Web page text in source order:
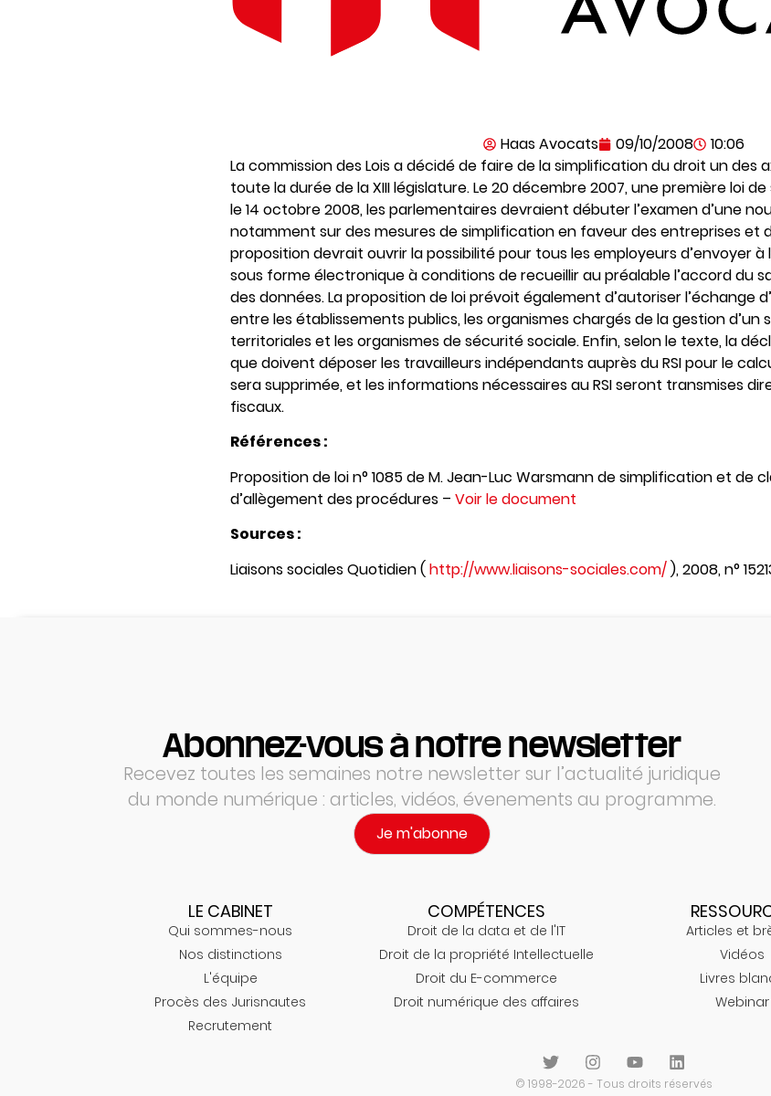
Haas Avocats 09/10/2008
10:06
La commission des Lois a décidé de faire de la simplification du droit un des
toute la durée de la XIII législature. Le 20 décembre 2007, une première loi
le 14 octobre 2008, les parlementaires devraient débuter l’examen d’une
notamment sur des mesures de simplification en faveur des entreprises et
proposition devrait ouvrir la possibilité pour tous les employeurs d’envoyer
sous forme électronique à conditions de recueillir au préalable l’accord du
des données. La proposition de loi prévoit également d’autoriser l’échange
entre les établissements publics, les organismes chargés de la gestion d’un
territoriales et les organismes de sécurité sociale. Enfin, selon le texte, la
que doivent déposer les travailleurs indépendants auprès du RSI pour le
sera supprimée, et les informations nécessaires au RSI seront transmises
fiscaux.
Références :
Proposition de loi n° 1085 de M. Jean-Luc Warsmann de simplification et de
d’allègement des procédures – Voir le document
Sources :
Liaisons sociales Quotidien ( http://www.liaisons-sociales.com/ ), 2008, n°
Abonnez-vous à notre newsletter
Recevez toutes les semaines notre newsletter sur l’actualité juridique
du monde numérique : articles, vidéos, évenements au programme.
Je m'abonne
LE CABINET
Qui sommes-nous
Nos distinctions
L'équipe
Procès des Jurisnautes
Recrutement
COMPÉTENCES
Droit de la data et de l'IT
Droit de la propriété Intellectuelle
Droit du E-commerce
Droit numérique des affaires
Articles et
Vidéos
Livres
Webinar
© 1998-2026 - Tous droits réservés